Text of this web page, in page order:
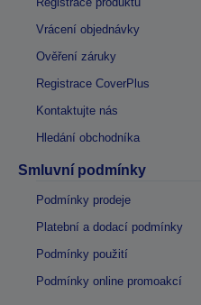
Vrácení objednávky
Ověření záruky
Registrace CoverPlus
Kontaktujte nás
Hledání obchodníka
Smluvní podmínky
Podmínky prodeje
Platební a dodací podmínky
Podmínky použití
Podmínky online promoakcí